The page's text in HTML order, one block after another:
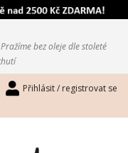
bez oleje dle stoleté
Přihlásit / registrovat se